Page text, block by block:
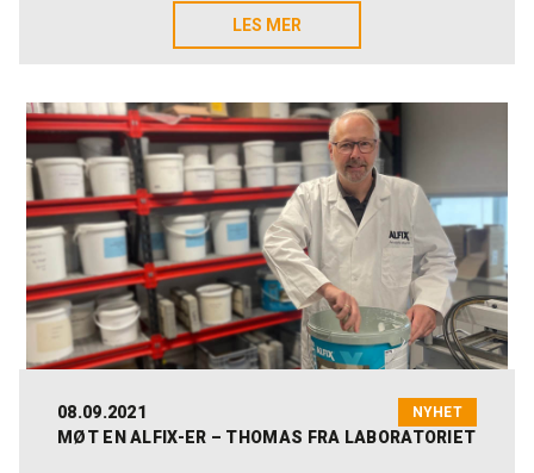
LES MER
LES MER
08.09.2021 NYHET
MØT EN ALFIX-ER – THOMAS FRA LABORATORIET